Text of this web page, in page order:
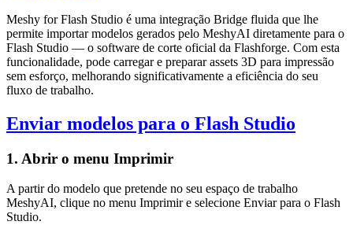
Meshy for Flash Studio é uma integração Bridge fluida que lhe
permite importarmodelos gerados pelo MeshyAI diretamente para o
Flash Studio — o software de corte oficial da Flashforge. Com esta
funcionalidade, pode carregar e preparar assets 3D para impressão
sem esforço, melhorando significativamente a eficiência do seu
fluxo de trabalho.
Enviar modelos para o Flash Studio
1. Abrir o menu Imprimir
A partir do modelo que pretende no seu espaço de trabalho
MeshyAI, clique no menu Imprimire selecione Enviar para o Flash
Studio.